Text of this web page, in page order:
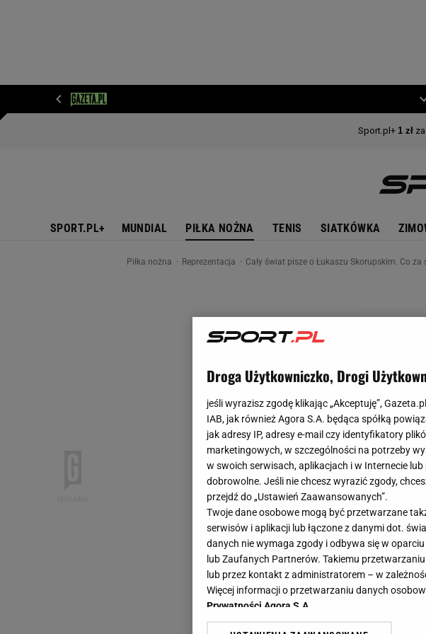
SPORT.PL+ MUNDIAL PIŁKA NOŻNA TENIS SIATKÓWKA
Piłka nożna Reprezentacja Cały świat pisze o Łukaszu Skorupskim. Co za
Droga Użytkowniczko, Drogi
jeśli wyrazisz zgodę klikając „Akceptuję”,
IAB, jak również Agora S.A. będąca spółką
jak adresy IP, adresy e-mail czy identyfikatory
marketingowych, w szczególności na potrzeby
w swoich serwisach, aplikacjach i w Internecie
dobrowolne. Jeśli nie chcesz wyrazić zgody,
przejdź do „Ustawień Zaawansowanych”.
Twoje dane osobowe mogą być przetwarzane
serwisów i aplikacji lub łączone z danymi dot.
danych nie wymaga zgody i odbywa się w
lub Zaufanych Partnerów. Takiemu
lub przez kontakt z administratorem – w
Więcej informacji o przetwarzaniu danych
Prywatności Agora S.A.